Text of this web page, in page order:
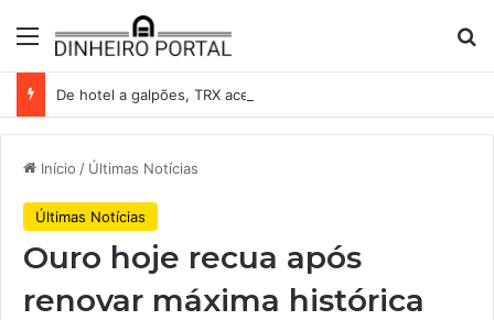
Menu
Início / Últimas Notícias
Últimas Notícias
Ouro hoje recua após
renovar máxima histórica